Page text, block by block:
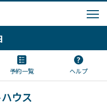
予約一覧 ヘルプ
ウス